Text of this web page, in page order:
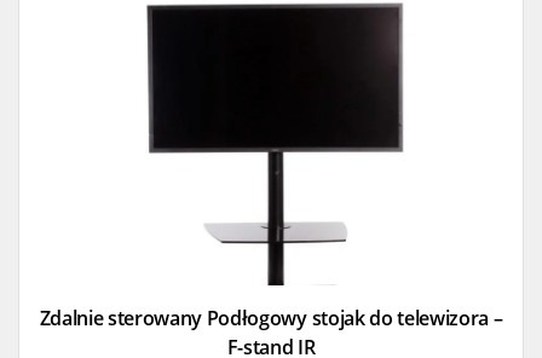
Zdalnie sterowany Podłogowy stojak do telewizora –
F-stand IR